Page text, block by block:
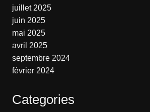
juillet 2025
juin 2025
mai 2025
avril 2025
septembre 2024
février 2024
Categories